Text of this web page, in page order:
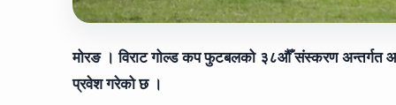
मोरङ । विराट गोल्ड कप फुटबलको ३८औँ संस्करण अन्तर्गत
प्रवेश गरेको छ ।